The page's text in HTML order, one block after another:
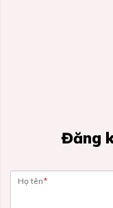
Đăng
Họ tên*